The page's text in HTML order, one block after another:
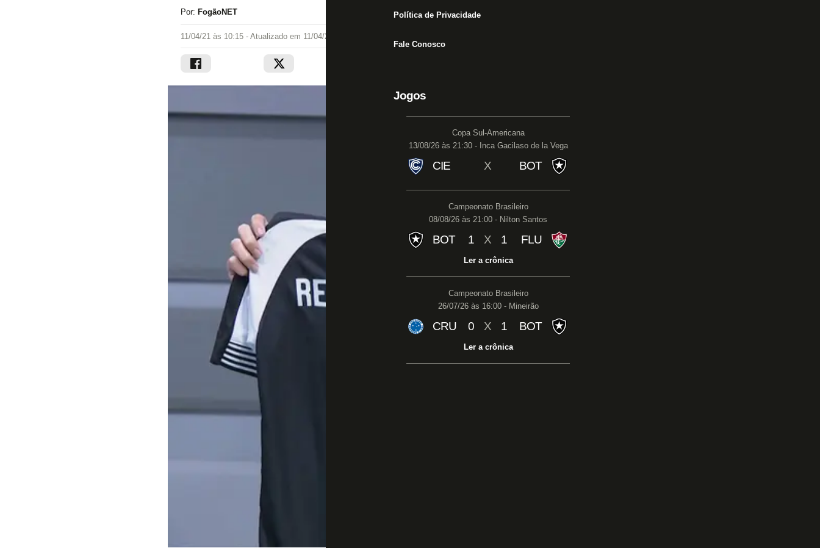
Política de Privacidade
Fale Conosco
Jogos
Copa Sul-Americana
13/08/26 às 21:30 - Inca Gacilaso de la Vega
CIE X BOT
Campeonato Brasileiro
08/08/26 às 21:00 - Nilton Santos
BOT 1 X 1 FLU
Ler a crônica
Campeonato Brasileiro
26/07/26 às 16:00 - Mineirão
CRU 0 X 1 BOT
Ler a crônica
Por: FogãoNET
11/04/21 às 10:15 - Atualizado em 11/04/21 às 10:15